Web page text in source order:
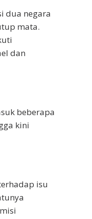
dua negara
mata.
dan
beberapa
kini
isu